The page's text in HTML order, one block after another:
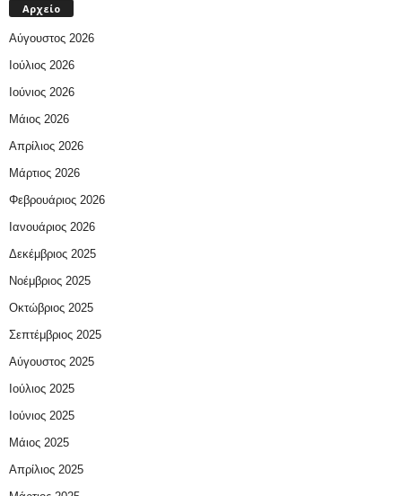
Αρχείο
Αύγουστος 2026
Ιούλιος 2026
Ιούνιος 2026
Μάιος 2026
Απρίλιος 2026
Μάρτιος 2026
Φεβρουάριος 2026
Ιανουάριος 2026
Δεκέμβριος 2025
Νοέμβριος 2025
Οκτώβριος 2025
Σεπτέμβριος 2025
Αύγουστος 2025
Ιούλιος 2025
Ιούνιος 2025
Μάιος 2025
Απρίλιος 2025